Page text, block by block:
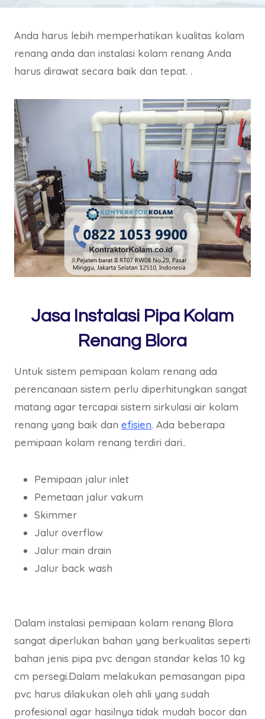
Anda harus lebih memperhatikan kualitas kolam
renang anda dan instalasi kolam renang Anda
harus dirawat secara baik dan tepat. .
Jasa Instalasi Pipa Kolam
Renang Blora
Untuk sistem pemipaan kolam renang ada
perencanaan sistem perlu diperhitungkan sangat
matang agar tercapai sistem sirkulasi air kolam
renang yang baik dan efisien. Ada beberapa
pemipaan kolam renang terdiri dari..
Pemipaan jalur inlet
Pemetaan jalur vakum
Skimmer
Jalur overflow
Jalur main drain
Jalur back wash
Dalam instalasi pemipaan kolam renang Blora
sangat diperlukan bahan yang berkualitas seperti
bahan jenis pipa pvc dengan standar kelas 10 kg
cm persegi.Dalam melakukan pemasangan pipa
pvc harus dilakukan oleh ahli yang sudah
profesional agar hasilnya tidak mudah bocor dan